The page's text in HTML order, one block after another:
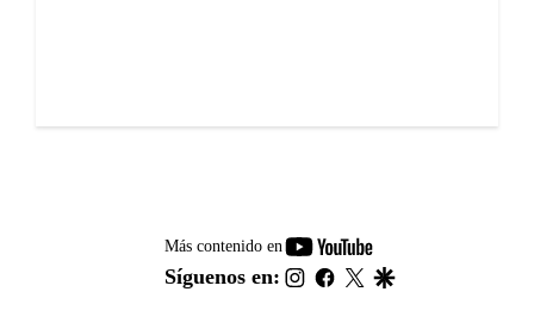
Más contenido en
youtube-
footer
Síguenos en: instagram
facebook
twitter